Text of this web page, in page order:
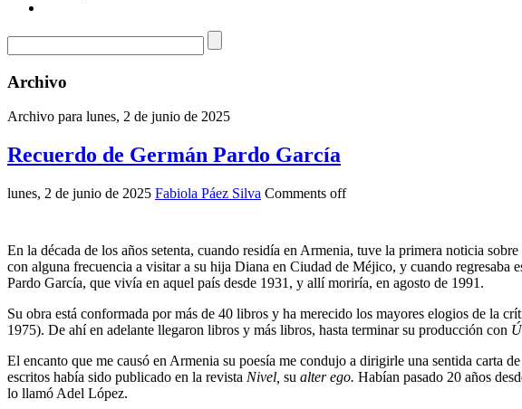
Archivo
Archivo para lunes, 2 de junio de 2025
Recuerdo de Germán Pardo García
lunes, 2 de junio de 2025 Fabiola Páez Silva Comments off
En la década de los años setenta, cuando residía en Armenia, tuve la primera noticia
con alguna frecuencia a visitar a su hija Diana en Ciudad de Méjico, y cuando regresaba
Pardo García, que vivía en aquel país desde 1931, y allí moriría, en agosto de 1991.
Su obra está conformada por más de 40 libros y ha merecido los mayores elogios de la
1975). De ahí en adelante llegaron libros y más libros, hasta terminar su producción con
El encanto que me causó en Armenia su poesía me condujo a dirigirle una sentida carta
escritos había sido publicado en la revista Nivel, su alter ego. Habían pasado 20 años
lo llamó Adel López.